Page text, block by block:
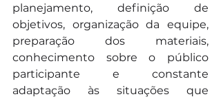
planejamento, definição de
objetivos, organização da equipe,
preparação dos materiais,
conhecimento sobre o público
participante e constante
adaptação às situações que